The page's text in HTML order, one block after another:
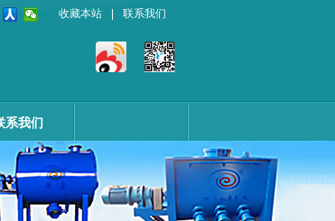
收藏本站 联系我们
系我们